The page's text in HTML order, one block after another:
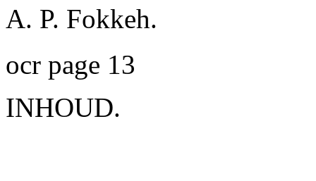
A. P. Fokkeh.
ocr page 13
INHOUD.